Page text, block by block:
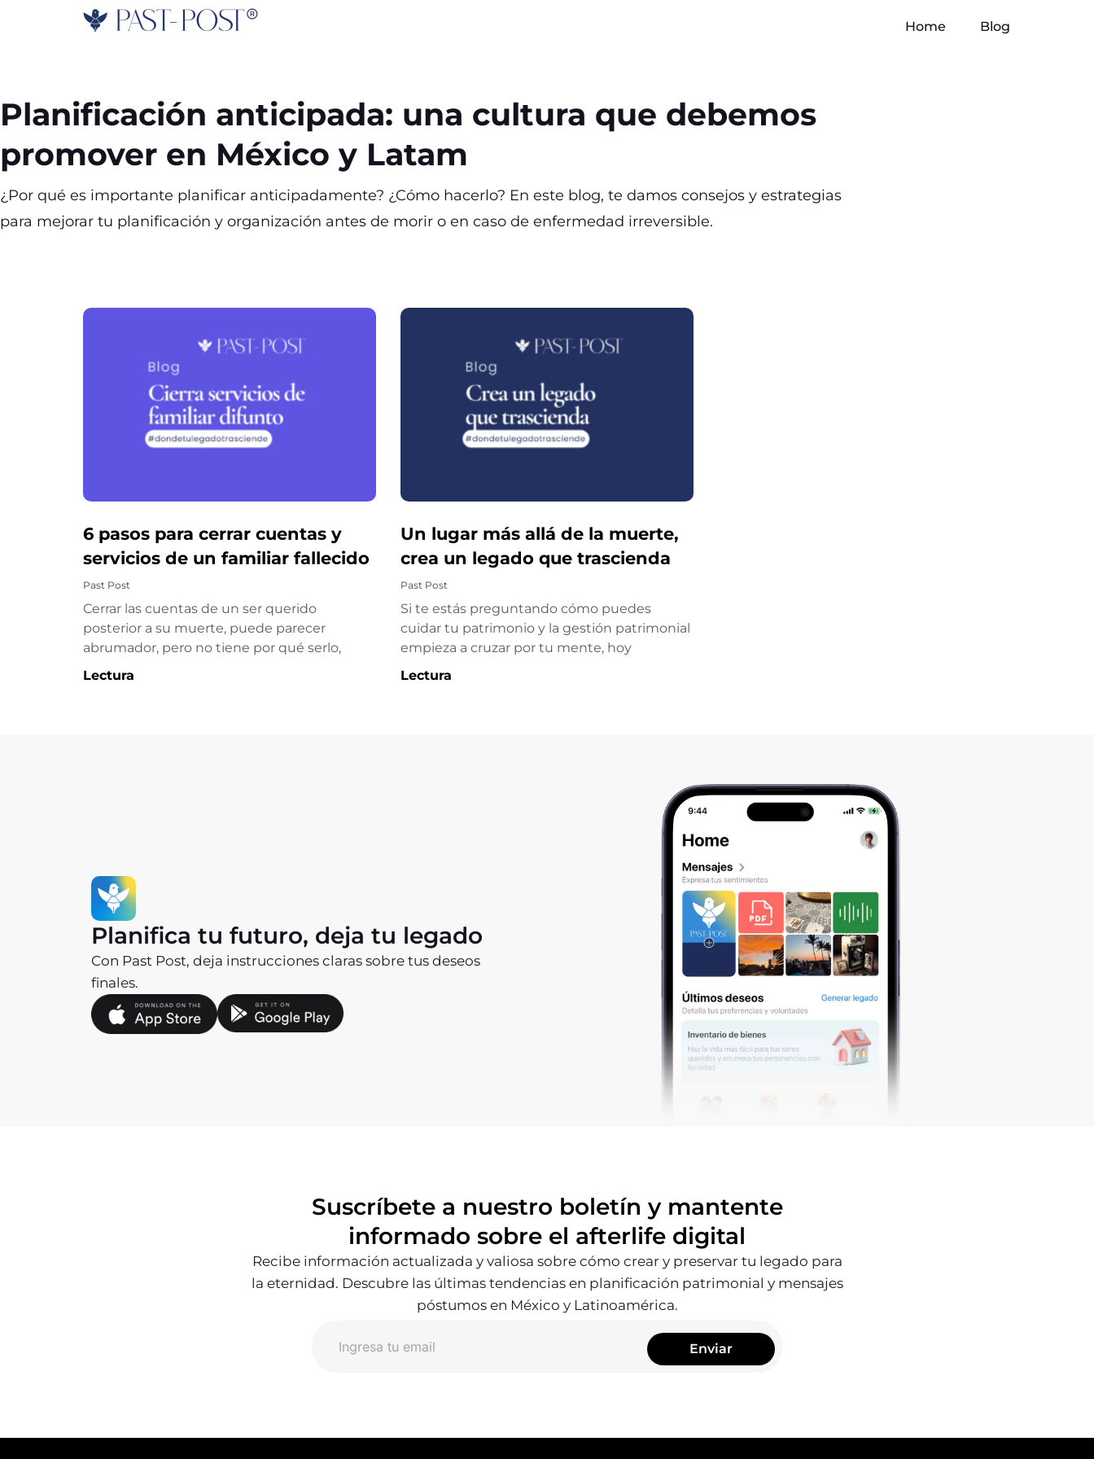
Home Blog
Planificación anticipada: una cultura que debemos
promover en México y Latam
¿Por qué es importante planificar anticipadamente? ¿Cómo hacerlo? En este blog, te damos consejos y estrategias
para mejorar tu planificación y organización antes de morir o en caso de enfermedad irreversible.
6 pasos para cerrar cuentas y
servicios de un familiar fallecido
Past Post
Cerrar las cuentas de un ser querido
posterior a su muerte, puede parecer
abrumador, pero no tiene por qué serlo,
Lectura
Un lugar más allá de la muerte,
crea un legado que trascienda
Past Post
Si te estás preguntando cómo puedes
cuidar tu patrimonio y la gestión patrimonial
empieza a cruzar por tu mente, hoy
Lectura
Planifica tu futuro, deja tu legado
Con Past Post, deja instrucciones claras sobre tus deseos
finales.
Suscríbete a nuestro boletín y mantente
informado sobre el afterlife digital
Recibe información actualizada y valiosa sobre cómo crear y preservar tu legado para
la eternidad. Descubre las últimas tendencias en planificación patrimonial y mensajes
póstumos en México y Latinoamérica.
Enviar